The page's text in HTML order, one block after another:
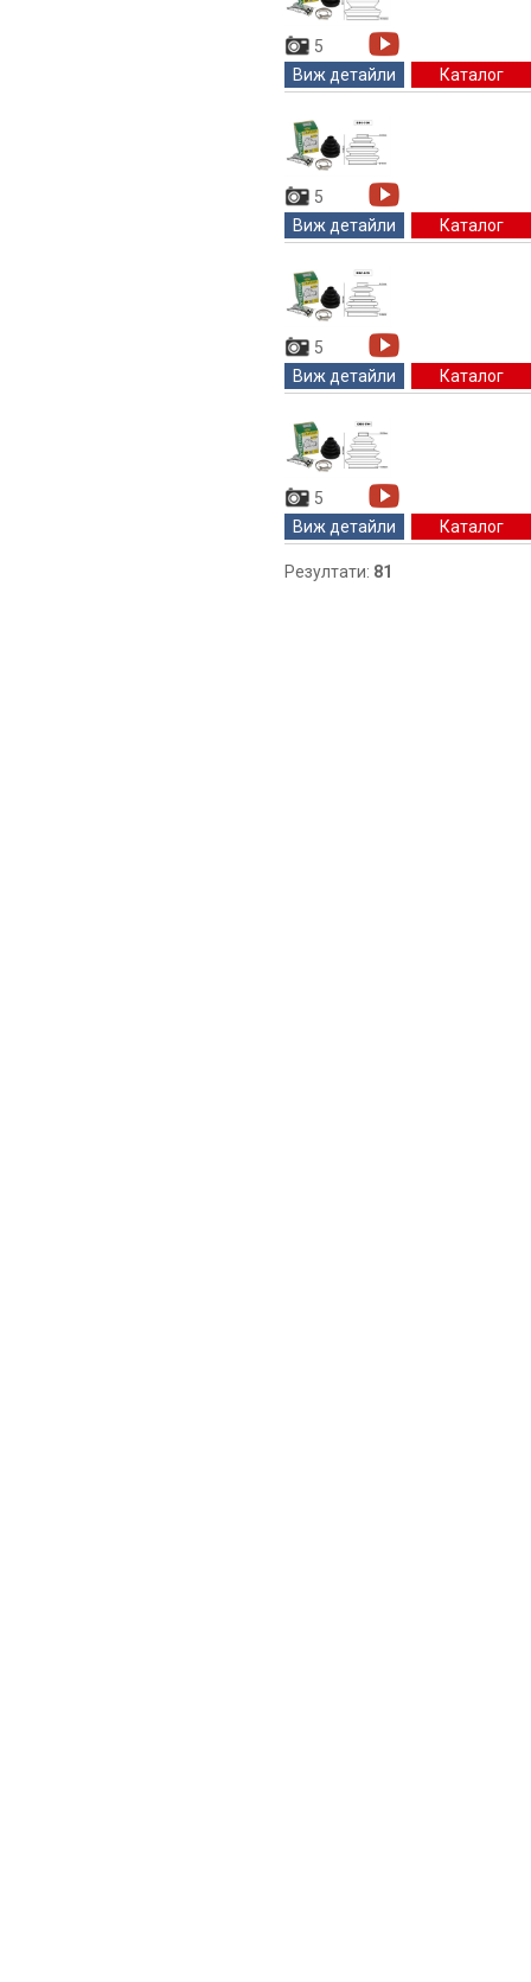
5
Виж детайли
Каталог
5
Виж детайли
Каталог
5
Виж детайли
Каталог
5
Виж детайли
Каталог
Резултати: 81